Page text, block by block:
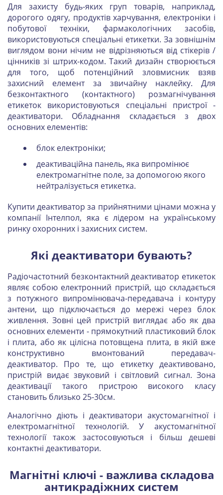
Для захисту будь-яких груп товарів, наприклад,
дорогого одягу, продуктів харчування, електроніки і
побутової техніки, фармакологічних засобів,
використовуються спеціальні етикетки. За зовнішнім
виглядом вони нічим не відрізняються від стікерів /
цінників зі штрих-кодом. Такий дизайн створюється
для того, щоб потенційний зловмисник взяв
захисний елемент за звичайну наклейку. Для
безконтактного (контактного) розмагнічування
етикеток використовуються спеціальні пристрої -
деактиватори. Обладнання складається з двох
основних елементів:
блок електроніки;
деактиваційна панель, яка випромінює
електромагнітне поле, за допомогою якого
нейтралізується етикетка.
Купити деактиватор за прийнятними цінами можна у
компанії Інтелпол, яка є лідером на українському
ринку охоронних і захисних систем.
Які деактиватори бувають?
Радіочастотний безконтактний деактиватор етикеток
являє собою електронний пристрій, що складається
з потужного випромінювача-передавача і контуру
антени, що підключається до мережі через блок
живлення. Зовні цей пристрій виглядає або як два
основних елементи - прямокутний пластиковий блок
і плита, або як цілісна потовщена плита, в якій вже
конструктивно вмонтований передавач-
деактиватор. Про те, що етикетку деактивовано,
пристрій видає звуковий і світловий сигнал. Зона
деактивації такого пристрою високого класу
становить близько 25-30см.
Аналогічно діють і деактиватори акустомагнітної і
електромагнітної технологій. У акустомагнітної
технології також застосовуються і більш дешеві
контактні деактиватори.
Магнітні ключі - важлива складова
антикрадіжних систем